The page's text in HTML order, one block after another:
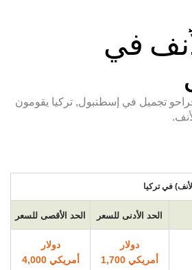
في
تجميل في إسطنبول, تركيا يقومون
في تركيا
الحد الأدنى للسعر الحد الأقصى للسعر
دولار
أمريكي 1,700
دولار
أمريكي 4,000